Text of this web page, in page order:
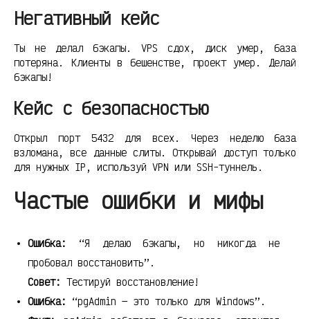
Негативный кейс
Ты не делал бэкапы. VPS сдох, диск умер, база
потеряна. Клиенты в бешенстве, проект умер. Делай
бэкапы!
Кейс с безопасностью
Открыл порт 5432 для всех. Через неделю база
взломана, все данные слиты. Открывай доступ только
для нужных IP, используй VPN или SSH-туннель.
Частые ошибки и мифы
Ошибка:
“Я делаю бэкапы, но никогда не
пробовал восстановить”.
Совет: Тестируй восстановление!
Ошибка: “pgAdmin — это только для Windows”.